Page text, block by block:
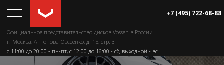
+7 (495) 722-68-88
Официальное представительство дисков Vossen в России
г. Москва, Антонова-Овсеенко, д. 15, стр. 3
c 11:00 до 20:00 - пн-пт, с 12:00 до 16:00 - сб, выходной - вс